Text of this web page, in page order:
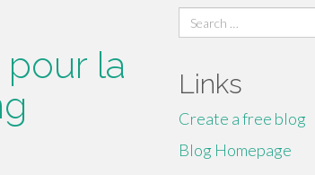
la
Search
for:
Links
Create a free blog
Blog Homepage